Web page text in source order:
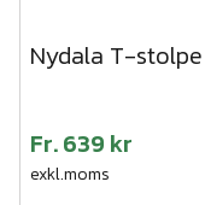
Nydala T-stolpe
Fr.639 kr
exkl.moms